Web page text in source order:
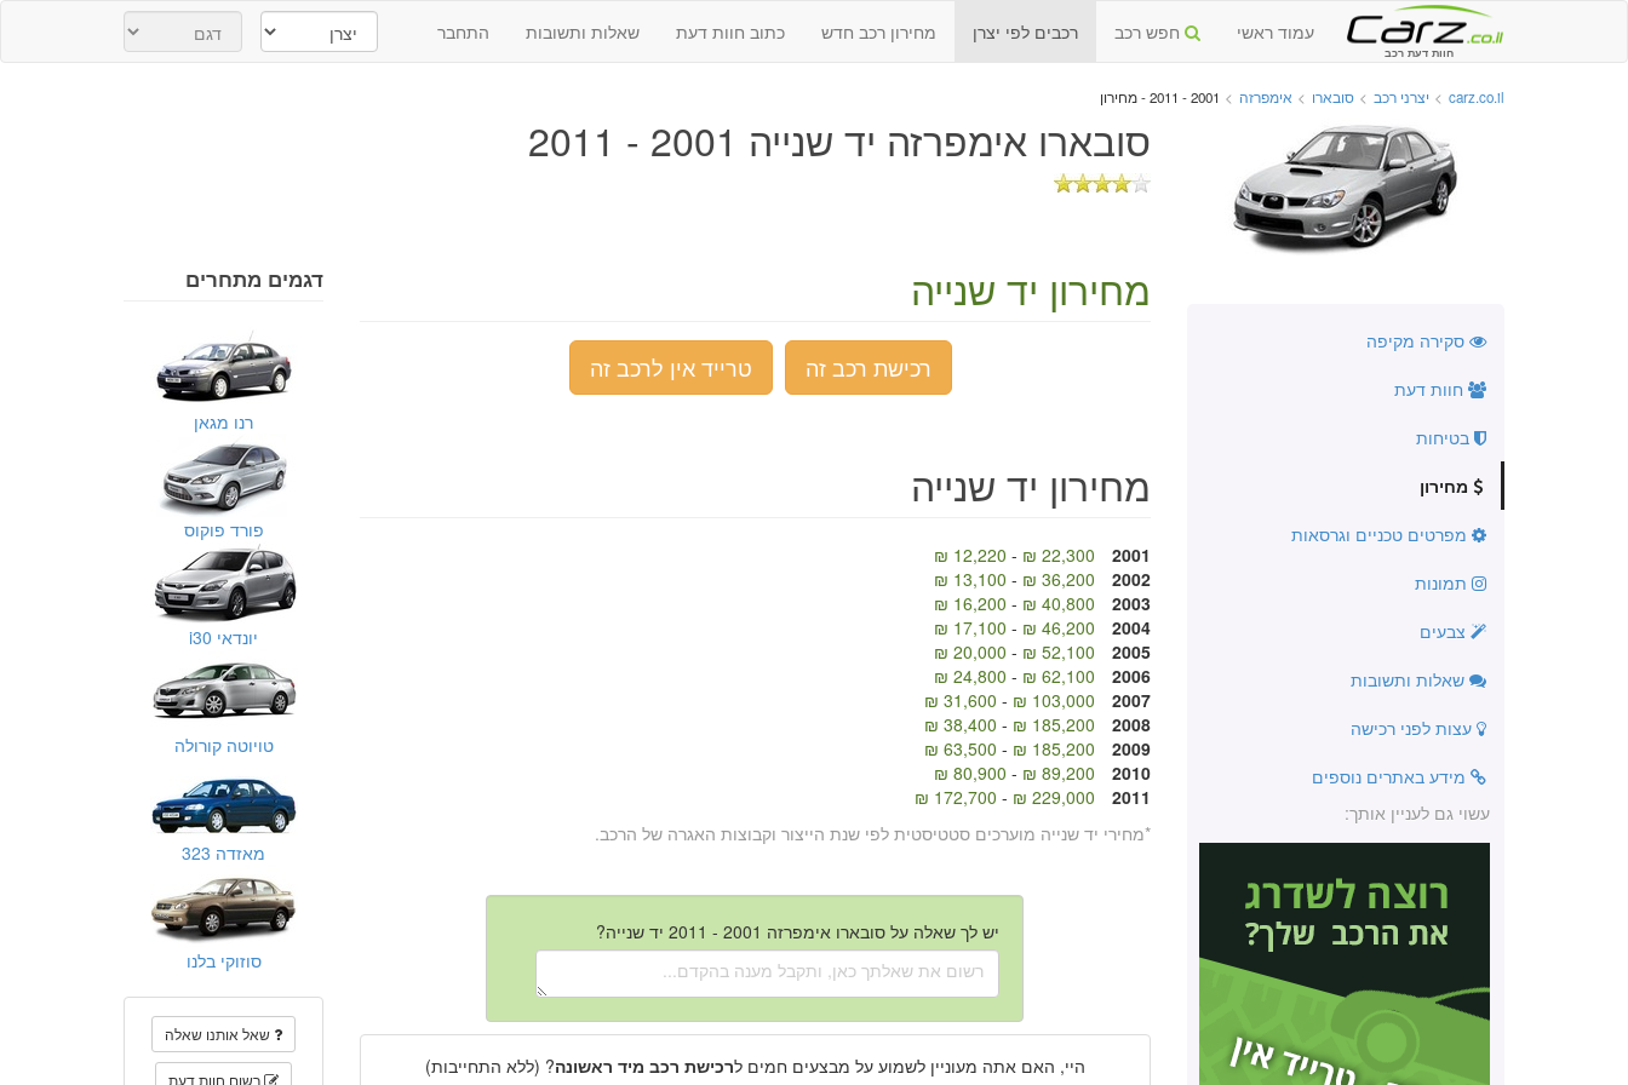
חוות דעת רכב
עמוד ראשי חפש רכב רכבים לפי יצרן מחירון רכב חדש כתוב חוות דעת שאלות ותשובות התחבר
carz.co.il
> יצרני רכב > סובארו > אימפרזה > 2001 - 2011 - מחירון
סובארו אימפרזה יד שנייה 2001 - 2011
סקירה מקיפה
חוות דעת
בטיחות
מחירון
מפרטים טכניים וגרסאות
תמונות
צבעים
שאלות ותשובות
עצות לפני רכישה
מידע באתרים נוספים
עשוי גם לעניין אותך:
מחירון יד שנייה
רכישת רכב זה טרייד אין לרכב זה
מחירון יד שנייה
2001
22,300 ₪
-
12,220 ₪
2002
36,200 ₪
-
13,100 ₪
2003
40,800 ₪
-
16,200 ₪
2004
46,200 ₪
-
17,100 ₪
2005
52,100 ₪
-
20,000 ₪
2006
62,100 ₪
-
24,800 ₪
2007
103,000 ₪
-
31,600 ₪
2008
185,200 ₪
-
38,400 ₪
2009
185,200 ₪
-
63,500 ₪
2010
89,200 ₪
-
80,900 ₪
2011
229,000 ₪
-
172,700 ₪
*מחירי יד שנייה מוערכים סטטיסטית לפי שנת הייצור וקבוצות האגרה של הרכב.
יש לך שאלה על סובארו אימפרזה 2001 - 2011 יד שנייה?
היי, האם אתה מעוניין לשמוע על מבצעים חמים לרכישת רכב מיד ראשונה? (ללא התחייבות)
דגמים מתחרים
רנו מגאן
פורד פוקוס
יונדאי i30
טויוטה קורולה
מאזדה 323
סוזוקי בלנו
שאל אותנו שאלה
רשום חוות דעת